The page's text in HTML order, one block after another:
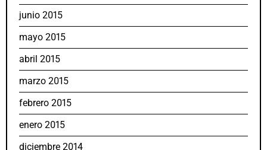
junio 2015
mayo 2015
abril 2015
marzo 2015
febrero 2015
enero 2015
diciembre 2014